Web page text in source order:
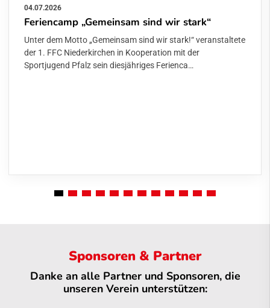
04.07.2026
Feriencamp „Gemeinsam sind wir stark“
Unter dem Motto „Gemeinsam sind wir stark!“ veranstaltete
der 1. FFC Niederkirchen in Kooperation mit der
Sportjugend Pfalz sein diesjähriges Ferienca…
Sponsoren & Partner
Danke an alle Partner und Sponsoren, die
unseren Verein unterstützen: